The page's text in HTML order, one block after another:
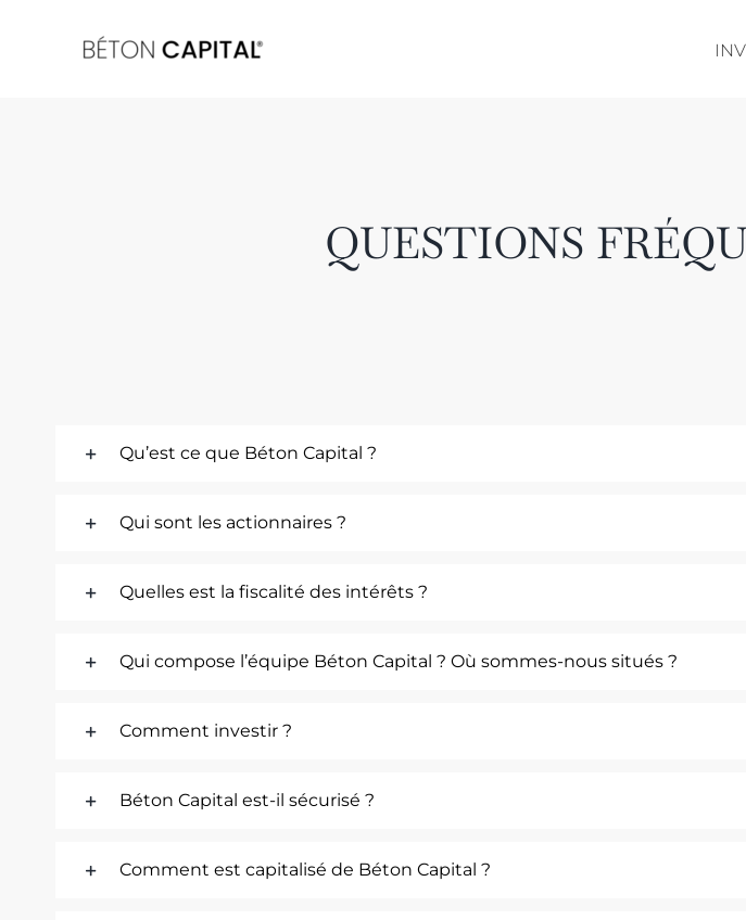
QUESTIONS
Qu’est ce que Béton Capital ?
Qui sont les actionnaires ?
Quelles est la fiscalité des intérêts ?
Qui compose l’équipe Béton Capital ? Où sommes-nous situés ?
Comment investir ?
Béton Capital est-il sécurisé ?
Comment est capitalisé de Béton Capital ?